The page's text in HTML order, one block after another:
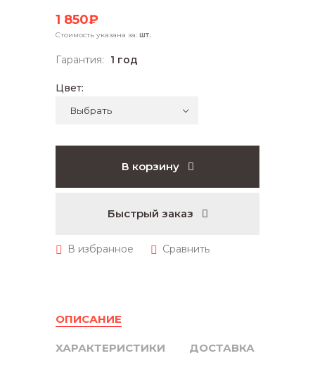
1 850₽
Стоимость указана за: шт.
Гарантия: 1 год
Цвет:
В корзину
Быстрый заказ
ОПИСАНИЕ
ХАРАКТЕРИСТИКИ ДОСТАВКА